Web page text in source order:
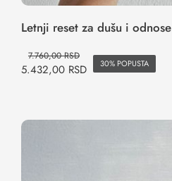
Letnji reset za dušu i odnose
7.760,00RSD
5.432,00 RSD 30% POPUSTA